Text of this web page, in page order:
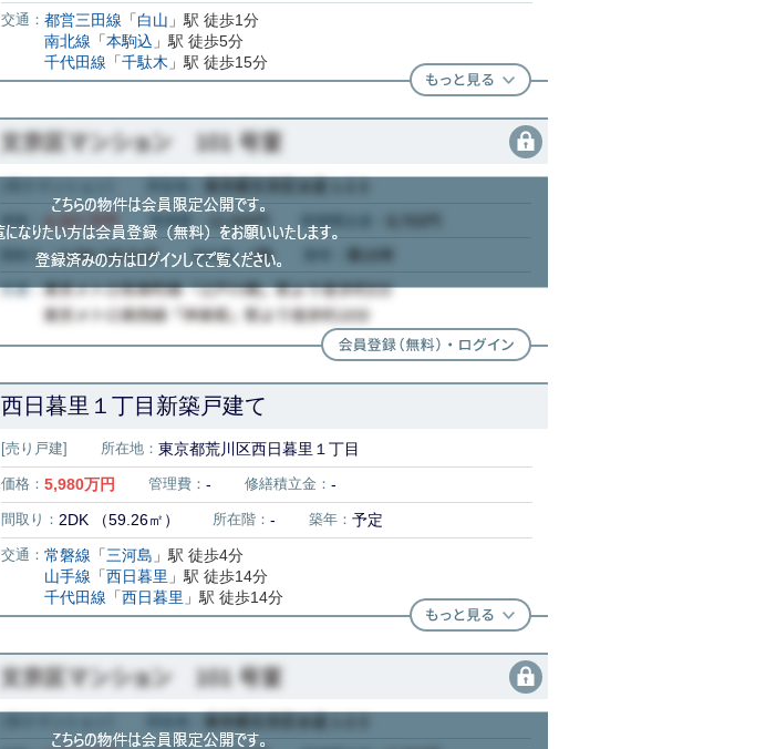
交通： 都営三田線 「白山 」駅 徒歩1分
南北線 「本駒込 」駅 徒歩5分
千代田線 「千駄木 」駅 徒歩15分
西日暮里１丁目新築戸建て
[売り戸建] 所在地： 東京都荒川区西日暮里１丁目
価格： 5,980万円 管理費： - 修繕積立金： -
間取り： 2DK （59.26㎡） 所在階： - 築年： 予定
交通： 常磐線 「三河島 」駅 徒歩4分
山手線 「西日暮里 」駅 徒歩14分
千代田線 「西日暮里 」駅 徒歩14分